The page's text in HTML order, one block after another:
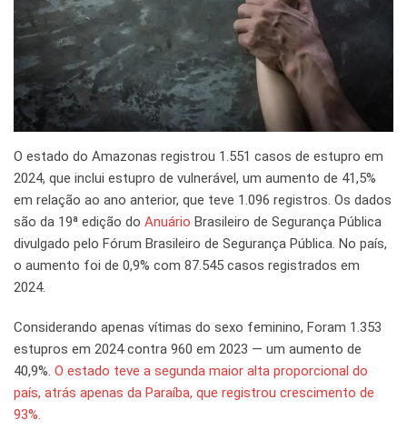
O estado do Amazonas registrou 1.551 casos de estupro em
2024, que inclui estupro de vulnerável, um aumento de 41,5%
em relação ao ano anterior, que teve 1.096 registros. Os dados
são da 19ª edição do Anuário Brasileiro de Segurança Pública
divulgado pelo Fórum Brasileiro de Segurança Pública. No país,
o aumento foi de 0,9% com 87.545 casos registrados em
2024.
Considerando apenas vítimas do sexo feminino, Foram 1.353
estupros em 2024 contra 960 em 2023 — um aumento de
40,9%. O estado teve a segunda maior alta proporcional do
país, atrás apenas da Paraíba, que registrou crescimento de
93%.